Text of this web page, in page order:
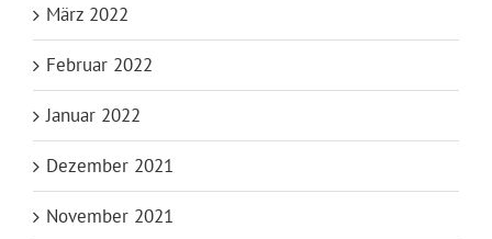
März 2022
Februar 2022
Januar 2022
Dezember 2021
November 2021